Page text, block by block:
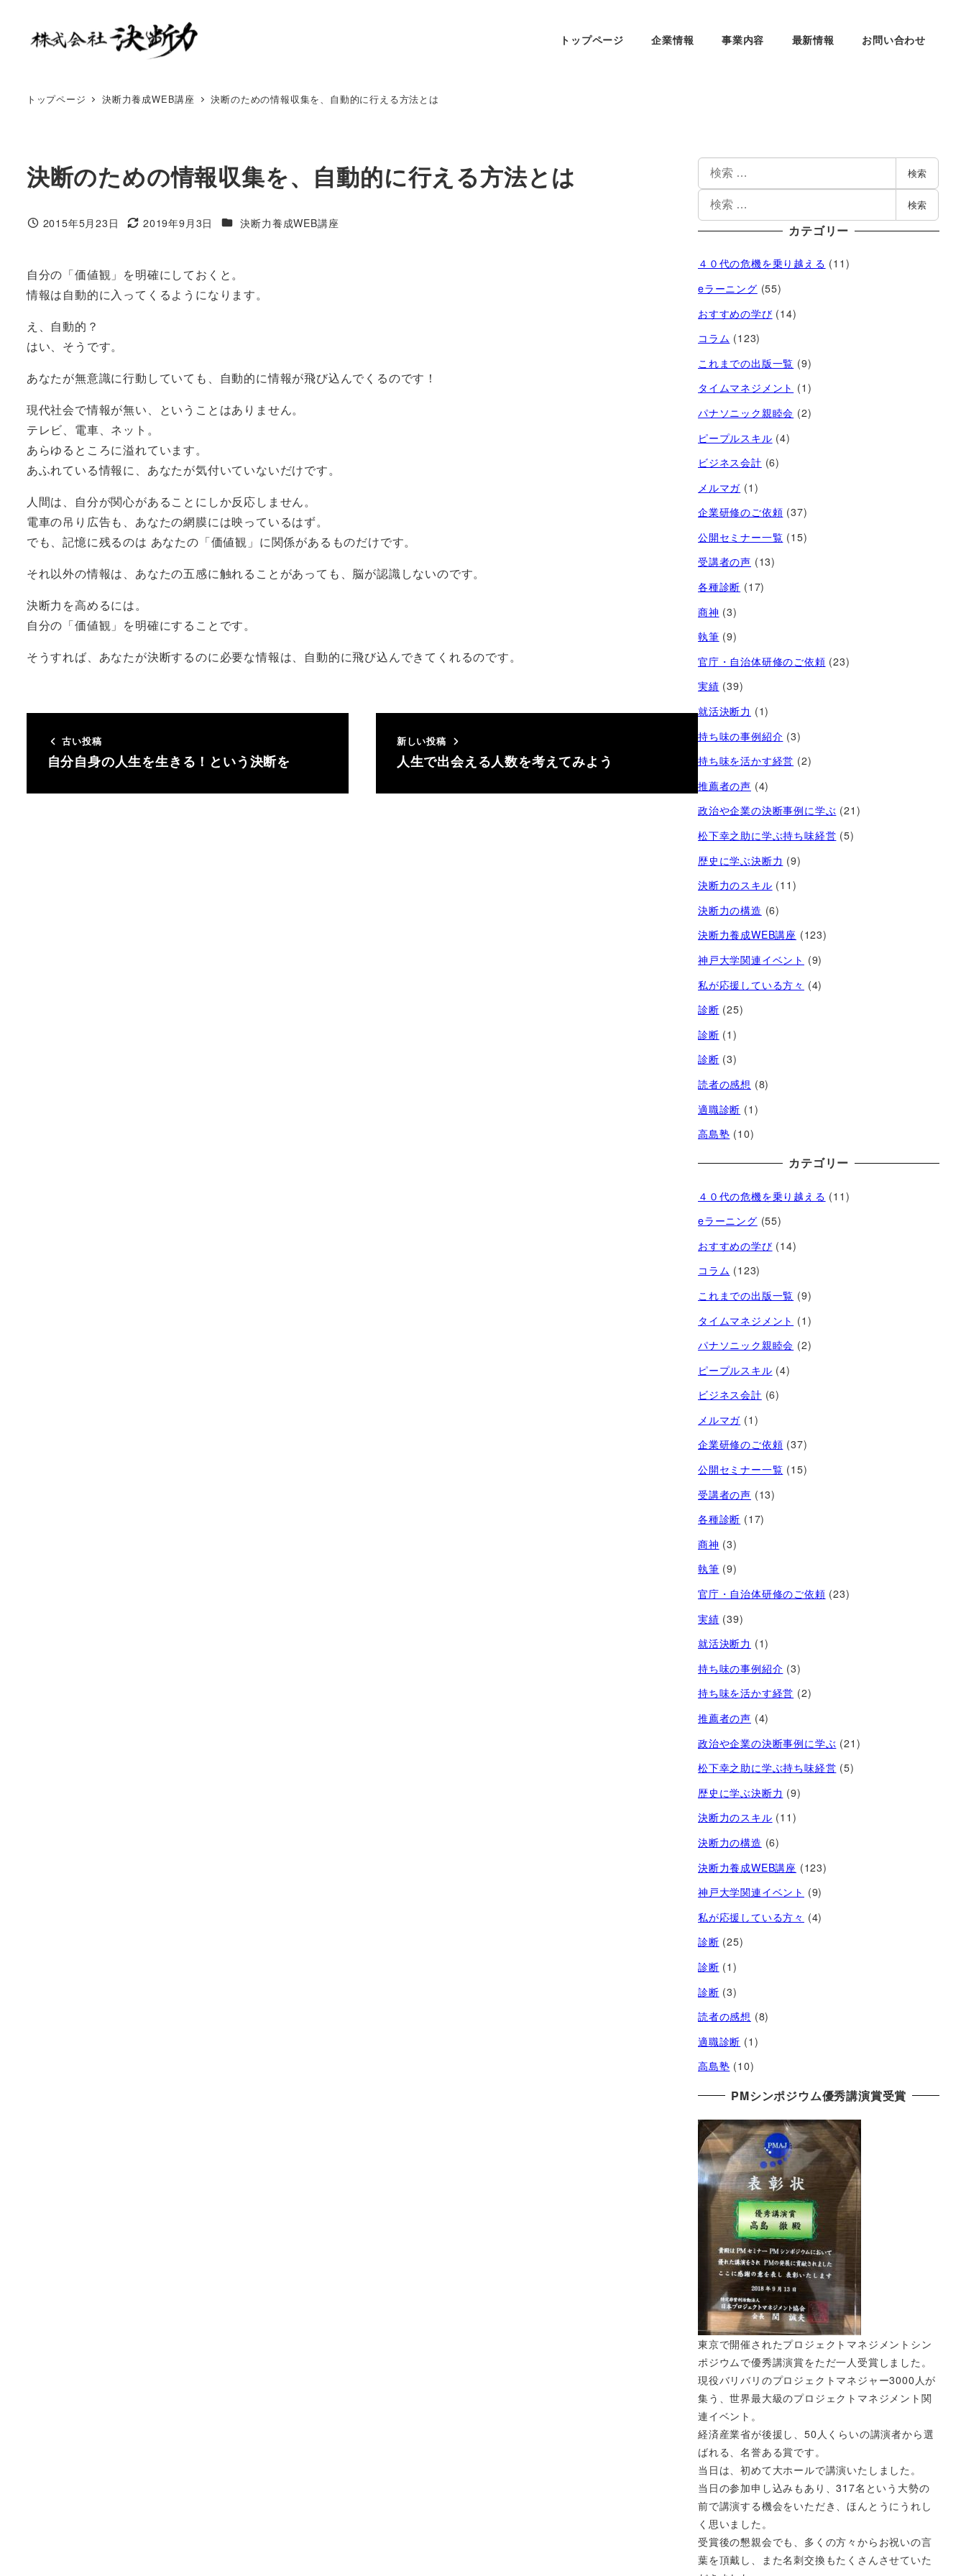
トップページ 企業情報 事業内容 最新情報 お問い合わせ
トップページ 決断力養成WEB講座 決断のための情報収集を、自動的に行える方法とは
決断のための情報収集を、自動的に行える方法とは
2015年5月23日 2019年9月3日 決断力養成WEB講座
自分の「価値観」を明確にしておくと。
情報は自動的に入ってくるようになります。
え、自動的？
はい、そうです。
あなたが無意識に行動していても、自動的に情報が飛び込んでくるのです！
現代社会で情報が無い、ということはありません。
テレビ、電車、ネット。
あらゆるところに溢れています。
あふれている情報に、あなたが気付いていないだけです。
人間は、自分が関心があることにしか反応しません。
電車の吊り広告も、あなたの網膜には映っているはず。
でも、記憶に残るのは あなたの「価値観」に関係があるものだけです。
それ以外の情報は、あなたの五感に触れることがあっても、脳が認識しないのです。
決断力を高めるには。
自分の「価値観」を明確にすることです。
そうすれば、あなたが決断するのに必要な情報は、自動的に飛び込んできてくれるのです。
古い投稿
自分自身の人生を生きる！という決断を
新しい投稿
人生で出会える人数を考えてみよう
検索
検索
カテゴリー
４０代の危機を乗り越える (11)
eラーニング (55)
おすすめの学び (14)
コラム (123)
これまでの出版一覧 (9)
タイムマネジメント (1)
パナソニック親睦会 (2)
ピープルスキル (4)
ビジネス会計 (6)
メルマガ (1)
企業研修のご依頼 (37)
公開セミナー一覧 (15)
受講者の声 (13)
各種診断 (17)
商神 (3)
執筆 (9)
官庁・自治体研修のご依頼 (23)
実績 (39)
就活決断力 (1)
持ち味の事例紹介 (3)
持ち味を活かす経営​ (2)
推薦者の声 (4)
政治や企業の決断事例に学ぶ (21)
松下幸之助に学ぶ持ち味経営 (5)
歴史に学ぶ決断力 (9)
決断力のスキル (11)
決断力の構造 (6)
決断力養成WEB講座 (123)
神戸大学関連イベント (9)
私が応援している方々 (4)
診断 (25)
診断 (1)
診断 (3)
読者の感想 (8)
適職診断 (1)
高島塾 (10)
カテゴリー
４０代の危機を乗り越える (11)
eラーニング (55)
おすすめの学び (14)
コラム (123)
これまでの出版一覧 (9)
タイムマネジメント (1)
パナソニック親睦会 (2)
ピープルスキル (4)
ビジネス会計 (6)
メルマガ (1)
企業研修のご依頼 (37)
公開セミナー一覧 (15)
受講者の声 (13)
各種診断 (17)
商神 (3)
執筆 (9)
官庁・自治体研修のご依頼 (23)
実績 (39)
就活決断力 (1)
持ち味の事例紹介 (3)
持ち味を活かす経営​ (2)
推薦者の声 (4)
政治や企業の決断事例に学ぶ (21)
松下幸之助に学ぶ持ち味経営 (5)
歴史に学ぶ決断力 (9)
決断力のスキル (11)
決断力の構造 (6)
決断力養成WEB講座 (123)
神戸大学関連イベント (9)
私が応援している方々 (4)
診断 (25)
診断 (1)
診断 (3)
読者の感想 (8)
適職診断 (1)
高島塾 (10)
PMシンポジウム優秀講演賞受賞
東京で開催されたプロジェクトマネジメントシン
ポジウムで優秀講演賞をただ一人受賞しました。
現役バリバリのプロジェクトマネジャー3000人が
集う、世界最大級のプロジェクトマネジメント関
連イベント。
経済産業省が後援し、50人くらいの講演者から選
ばれる、名誉ある賞です。
当日は、初めて大ホールで講演いたしました。
当日の参加申し込みもあり、317名という大勢の
前で講演する機会をいただき、ほんとうにうれし
く思いました。
受賞後の懇親会でも、多くの方々からお祝いの言
葉を頂戴し、また名刺交換もたくさんさせていた